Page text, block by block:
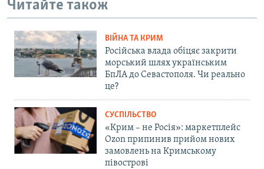
Читайте також
ВІЙНА ТА КРИМ
Російська влада обіцяє закрити
морський шлях українським
БпЛА до Севастополя. Чи реально
це?
СУСПІЛЬСТВО
«Крим – не Росія»: маркетплейс
Ozon припинив прийом нових
замовлень на Кримському
півострові